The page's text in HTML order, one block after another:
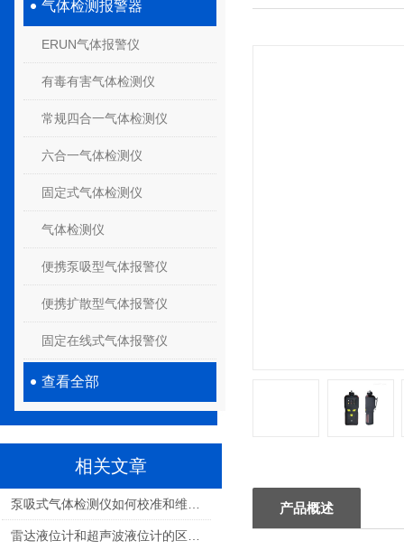
气体检测报警器
ERUN气体报警仪
有毒有害气体检测仪
常规四合一气体检测仪
六合一气体检测仪
固定式气体检测仪
气体检测仪
便携泵吸型气体报警仪
便携扩散型气体报警仪
固定在线式气体报警仪
查看全部
相关文章
产品概述